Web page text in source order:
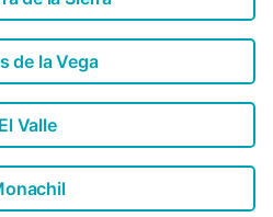
de la Vega
El Valle